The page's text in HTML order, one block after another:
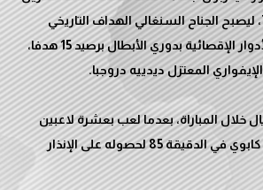
الضيف في الدقيقة 74، ليصبح الجناح السنغالي الهداف التاريخي
للاعبين الأفارقة في الأدوار الإقصائية بدوري الأبطال برصيد 15 هدفا،
خلال المباراة، بعدما لعب بعشرة لاعبين
عقب طرد لاعبه إيتيان كابوي في الدقيقة 85 لحصوله على الإنذار